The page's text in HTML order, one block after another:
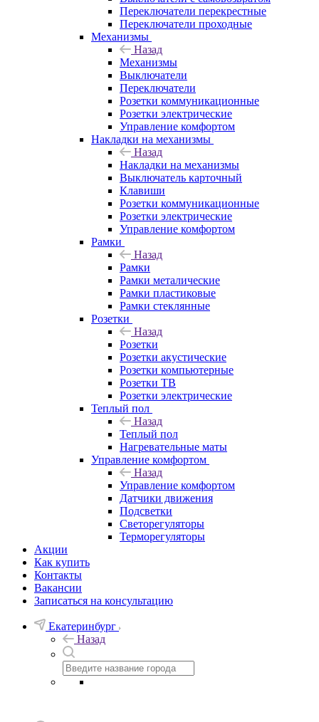
Переключатели перекрестные
Переключатели проходные
Механизмы
Назад
Механизмы
Выключатели
Переключатели
Розетки коммуникационные
Розетки электрические
Управление комфортом
Накладки на механизмы
Назад
Накладки на механизмы
Выключатель карточный
Клавиши
Розетки коммуникационные
Розетки электрические
Управление комфортом
Рамки
Назад
Рамки
Рамки металические
Рамки пластиковые
Рамки стеклянные
Розетки
Назад
Розетки
Розетки акустические
Розетки компьютерные
Розетки ТВ
Розетки электрические
Теплый пол
Назад
Теплый пол
Нагревательные маты
Управление комфортом
Назад
Управление комфортом
Датчики движения
Подсветки
Светорегуляторы
Терморегуляторы
Акции
Как купить
Контакты
Вакансии
Записаться на консультацию
Екатеринбург
Назад